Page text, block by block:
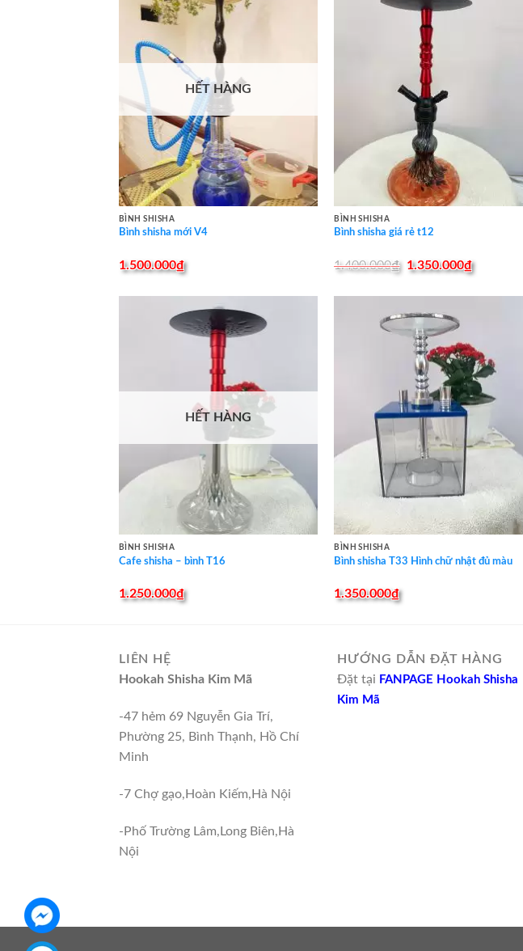
HẾT HÀNG
BÌNH SHISHA
Bình shisha mới V4
1.500.000₫
BÌNH SHISHA
Bình shisha giá rẻ t12
1.400.000₫
Original
price
1.350.000₫Current
price
HẾT HÀNG
BÌNH SHISHA
Cafe shisha – bình T16
1.250.000₫
BÌNH SHISHA
Bình shisha T33 Hình chữ nhật đủ màu
1.350.000₫
LIÊN HỆ
Hookah Shisha Kim Mã
-47 hẻm 69 Nguyễn Gia Trí,
Phường 25, Bình Thạnh, Hồ Chí
Minh
-7 Chợ gạo,Hoàn Kiếm,Hà Nội
-Phố Trường Lâm,Long Biên,Hà
Nội
HƯỚNG DẪN ĐẶT HÀNG
Đặt tại FANPAGE Hookah Shisha
Kim Mã